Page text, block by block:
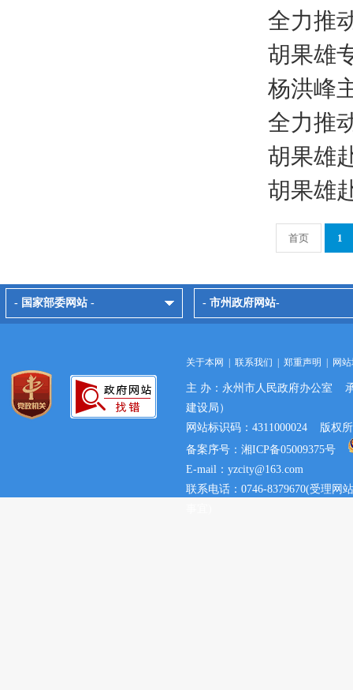
全力推
胡果雄
杨洪峰
全力推
胡果雄
胡果雄
首页 1
- 国家部委网站 - - 市州政府网站-
关于本网 联系我们 郑重声明 网
主 办：永州市人民政府办公室
建设局）
网站标识码：4311000024 版权
备案序号：湘ICP备05009375号
E-mail：yzcity@163.com
联系电话：0746-8379670(受理网